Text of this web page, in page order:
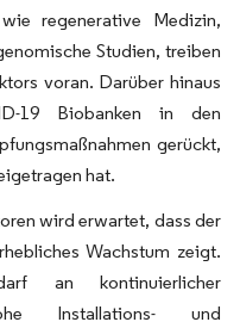
regenerative Medizin,
Studien, treiben
voran. Darüber hinaus
19 Biobanken in den
gerückt,
hat.
wird erwartet, dass der
Wachstum zeigt.
an kontinuierlicher
Installations- und